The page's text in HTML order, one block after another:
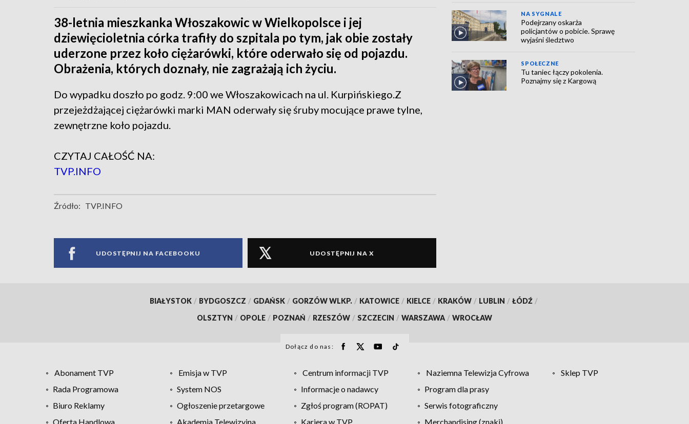
38-letnia mieszkanka Włoszakowic w Wielkopolsce i jej
dziewięcioletnia córka trafiły do szpitala po tym, jak obie zostały
uderzone przez koło ciężarówki, które oderwało się od pojazdu.
Obrażenia, których doznały, nie zagrażają ich życiu.
Do wypadku doszło po godz. 9:00 we Włoszakowicach na ul. Kurpińskiego.Z
przejeżdżającej ciężarówki marki MAN oderwały się śruby mocujące prawe tylne,
zewnętrzne koło pojazdu.
CZYTAJ CAŁOŚĆ NA:
TVP.INFO
Źródło: TVP.INFO
UDOSTĘPNIJ NA FACEBOOKU UDOSTĘPNIJ NA X
NA SYGNALE
Podejrzany oskarża
policjantów o pobicie. Sprawę
wyjaśni śledztwo
SPOŁECZNE
Tu taniec łączy pokolenia.
Poznajmy się z Kargową
BIAŁYSTOK / BYDGOSZCZ / GDAŃSK / GORZÓW WLKP. / KATOWICE / KIELCE / KRAKÓW / LUBLIN / ŁÓDŹ /
OLSZTYN / OPOLE / POZNAŃ / RZESZÓW / SZCZECIN / WARSZAWA / WROCŁAW
Dołącz do nas:
Abonament TVP Emisja w TVP Centrum informacji TVP Naziemna Telewizja Cyfrowa
Sklep TVP
Rada Programowa
System NOS Informacje o nadawcy
Program dla prasy
Biuro Reklamy
Ogłoszenie przetargowe Zgłoś program (ROPAT)
Serwis fotograficzny
Oferta Handlowa
Akademia Telewizyjna Kariera w TVP Merchandising (znaki)